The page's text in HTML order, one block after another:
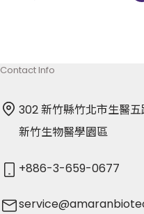
Contact Info
302 新竹縣竹北市生醫五
新竹生物醫學園區
+886-3-659-0677